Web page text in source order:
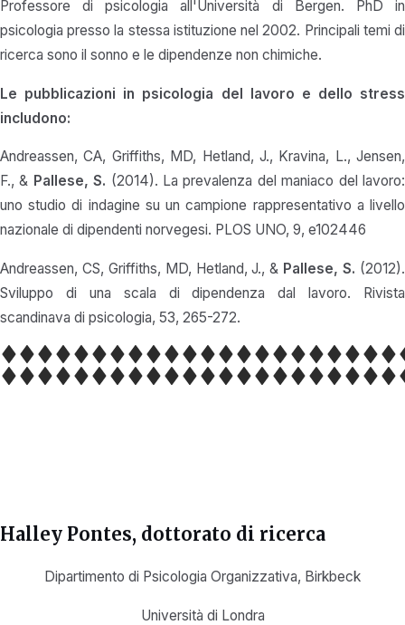
Professore di psicologia all'Università di Bergen. PhD in
psicologia presso la stessa istituzione nel 2002. Principali temi di
ricerca sono il sonno e le dipendenze non chimiche.
Le pubblicazioni in psicologia del lavoro e dello stress
includono:
Andreassen, CA, Griffiths, MD, Hetland, J., Kravina, L., Jensen,
F., & Pallese, S. (2014). La prevalenza del maniaco del lavoro:
uno studio di indagine su un campione rappresentativo a livello
nazionale di dipendenti norvegesi. PLOS UNO, 9, e102446
Andreassen, CS, Griffiths, MD, Hetland, J., & Pallese, S. (2012).
Sviluppo di una scala di dipendenza dal lavoro. Rivista
scandinava di psicologia, 53, 265-272.
Halley Pontes, dottorato di ricerca
Dipartimento di Psicologia Organizzativa, Birkbeck
Università di Londra